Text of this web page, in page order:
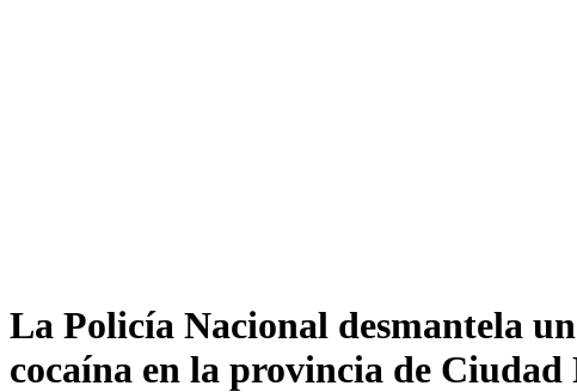
La Policía Nacional desmantela
cocaína en la provincia de Ciudad